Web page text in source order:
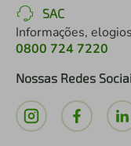
SAC
Informações,
0800 724 7220
Nossas Redes